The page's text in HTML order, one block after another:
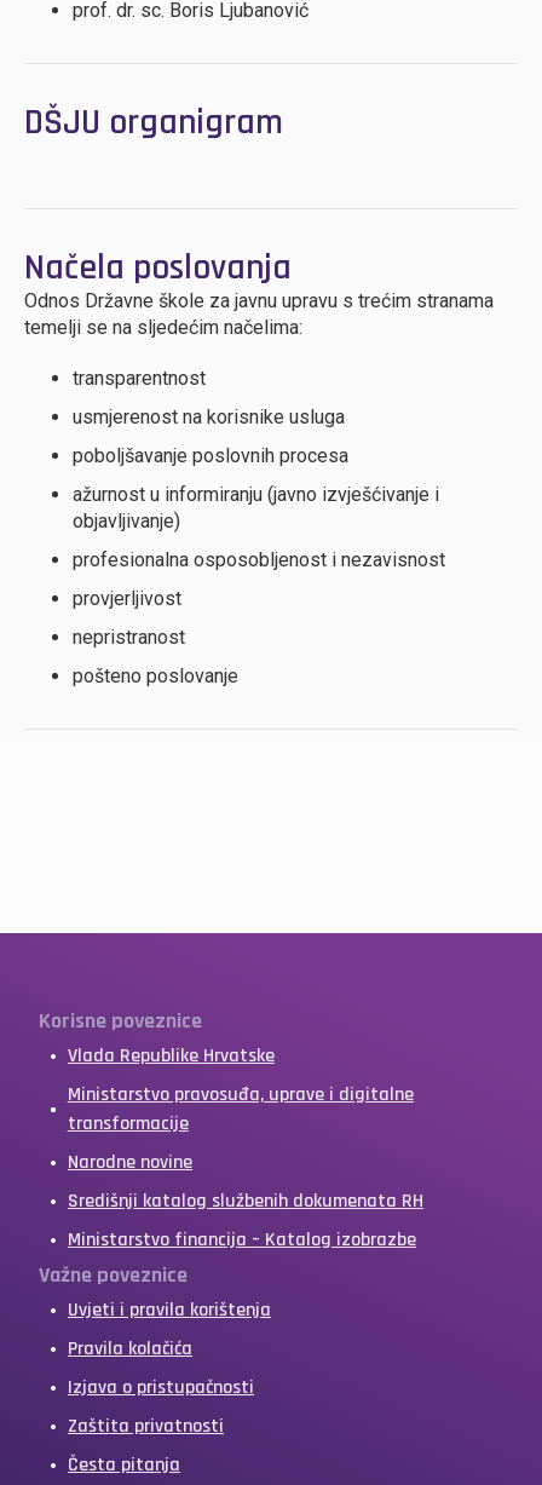
prof. dr. sc. Boris Ljubanović
DŠJU organigram
Načela poslovanja
Odnos Državne škole za javnu upravu s trećim stranama
temelji se na sljedećim načelima:
transparentnost
usmjerenost na korisnike usluga
poboljšavanje poslovnih procesa
ažurnost u informiranju (javno izvješćivanje i
objavljivanje)
profesionalna osposobljenost i nezavisnost
provjerljivost
nepristranost
pošteno poslovanje
Korisne poveznice
Vlada Republike Hrvatske
Ministarstvo pravosuđa, uprave i digitalne
transformacije
Narodne novine
Središnji katalog službenih dokumenata RH
Ministarstvo financija – Katalog izobrazbe
Važne poveznice
Uvjeti i pravila korištenja
Pravila kolačića
Izjava o pristupačnosti
Zaštita privatnosti
Česta pitanja